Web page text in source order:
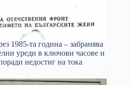
1985-та година – забранява
уреди в ключови часове и
недостиг на тока